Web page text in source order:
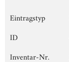
Eintragstyp
ID
Inventar-Nr.